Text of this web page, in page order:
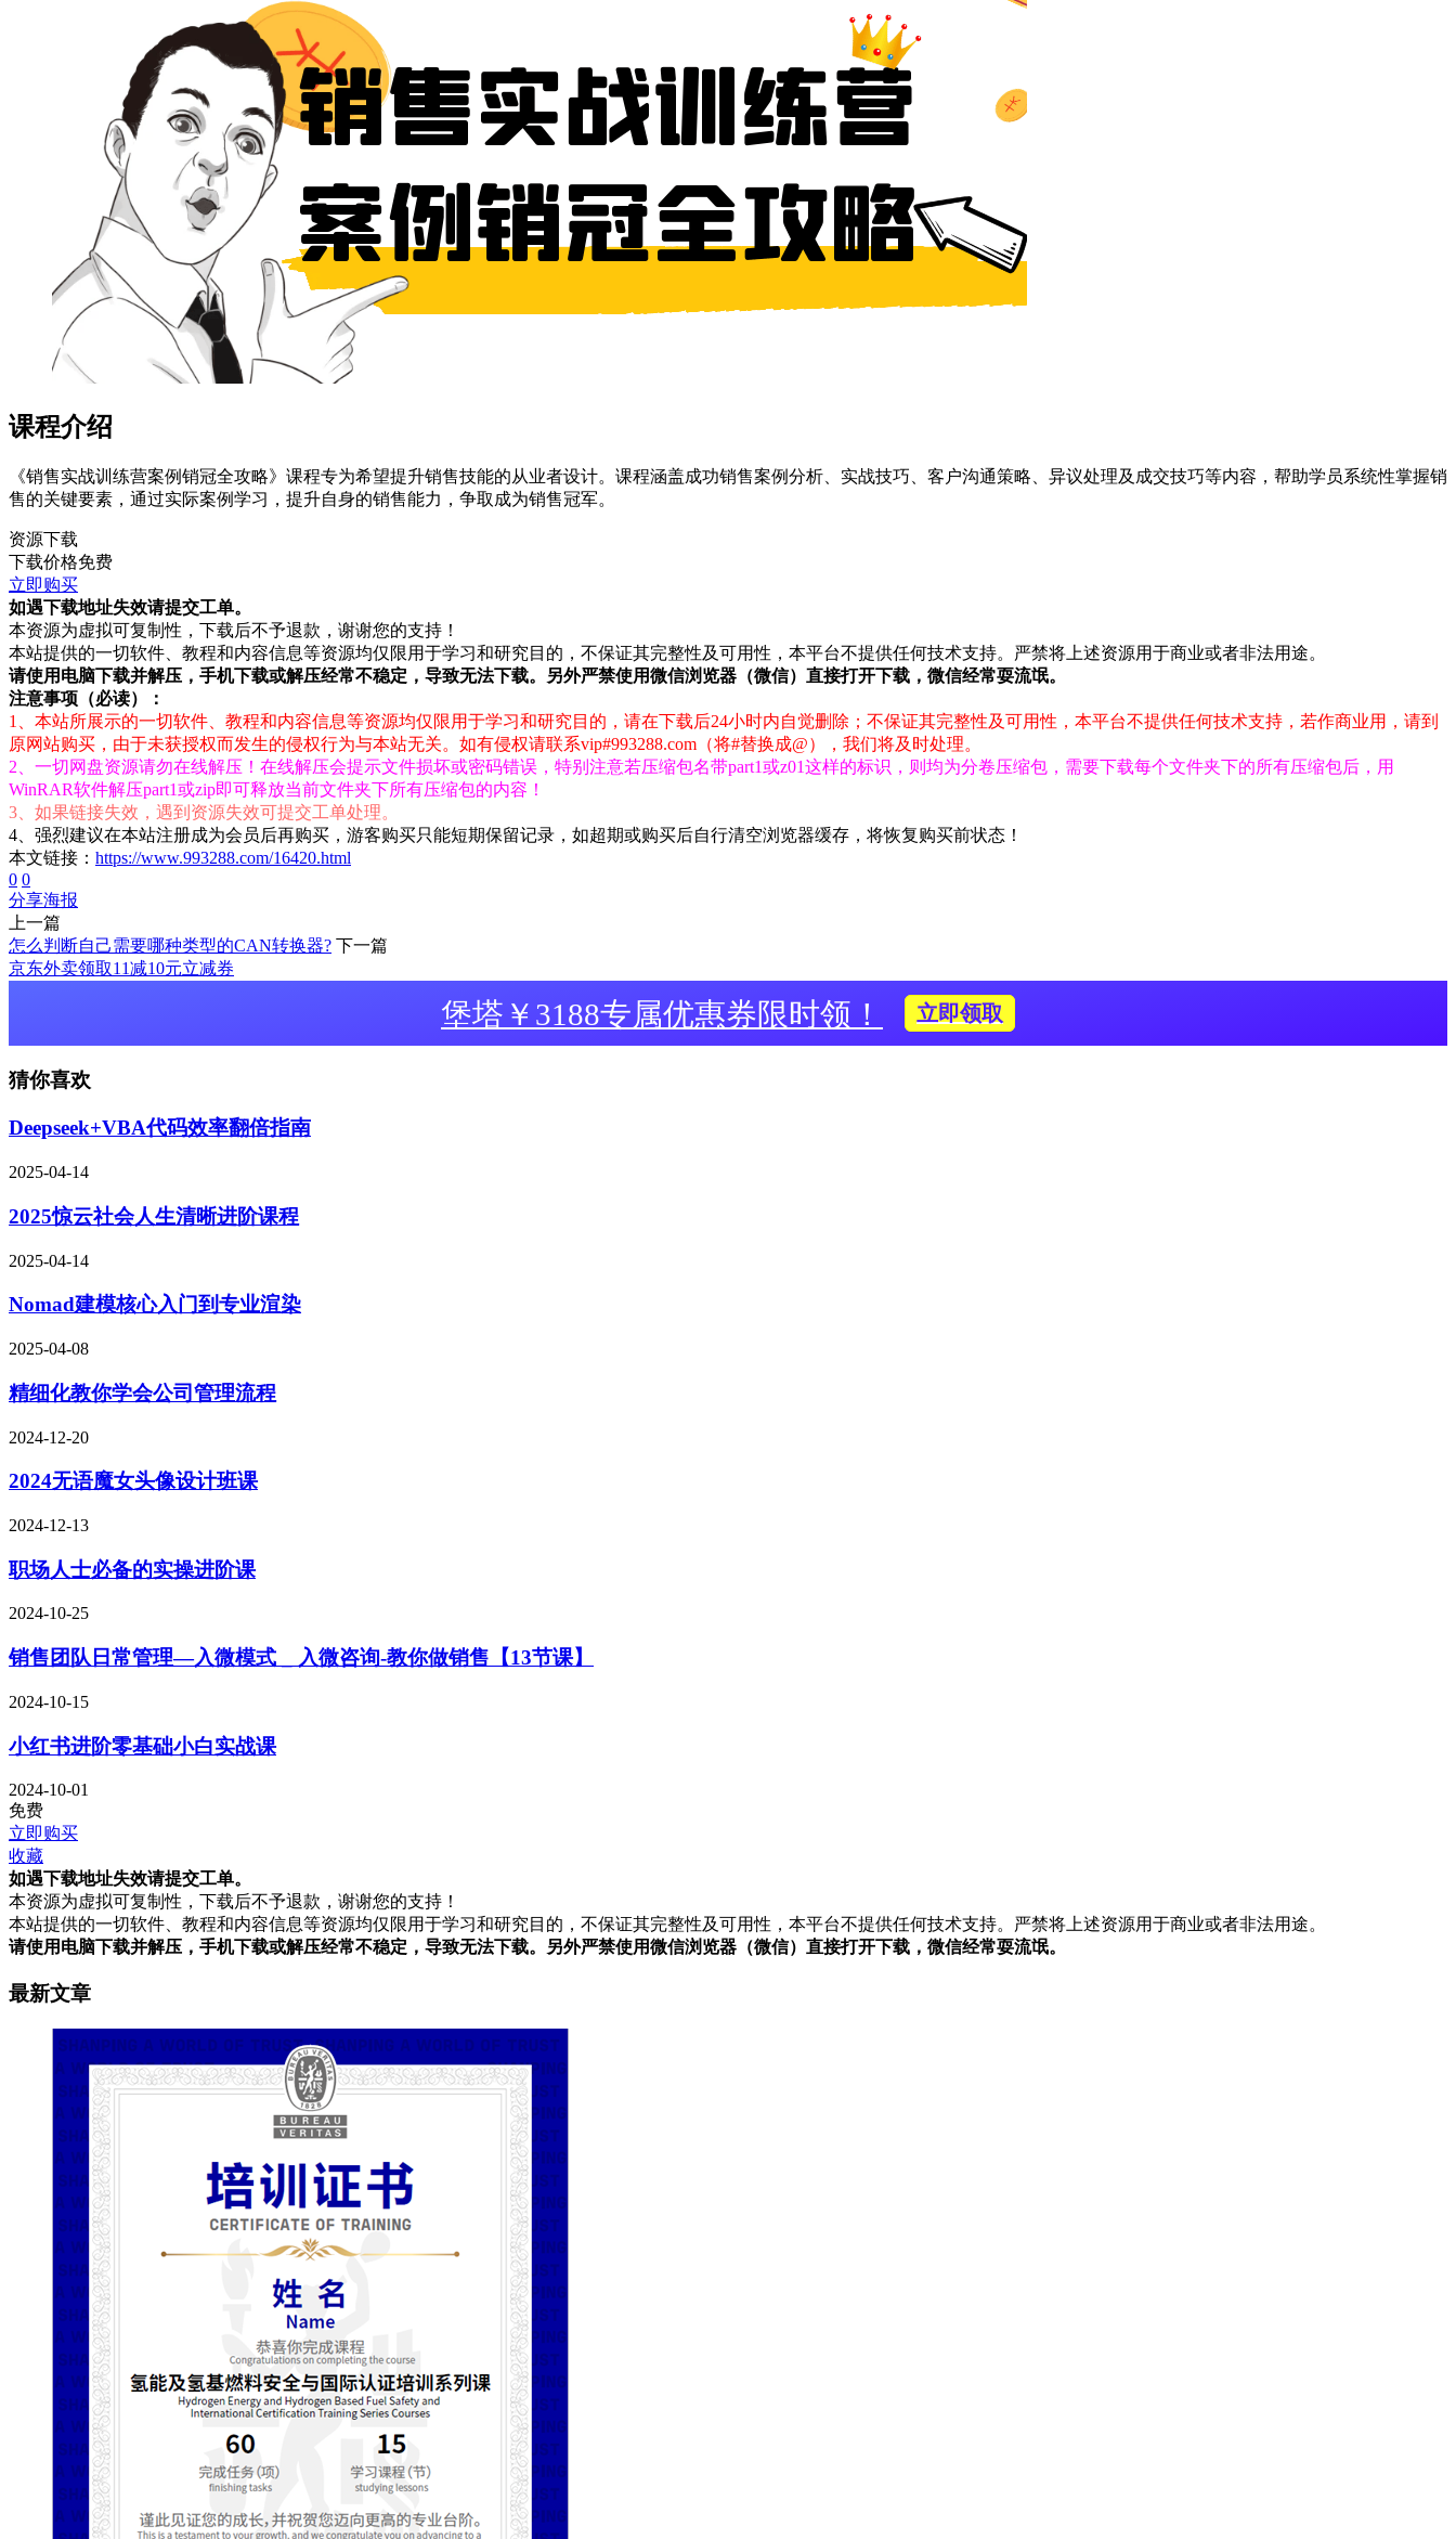
课程介绍
《销售实战训练营案例销冠全攻略》课程专为希望提升销售技能的从业者设计。课程涵盖成功销售案例分析、实战技巧、客户沟通策略、异议处理及成交技巧等内容，帮助学员系统性掌握销
售的关键要素，通过实际案例学习，提升自身的销售能力，争取成为销售冠军。
资源下载
下载价格免费
立即购买
如遇下载地址失效请提交工单。
本资源为虚拟可复制性，下载后不予退款，谢谢您的支持！
本站提供的一切软件、教程和内容信息等资源均仅限用于学习和研究目的，不保证其完整性及可用性，本平台不提供任何技术支持。严禁将上述资源用于商业或者非法用途。
请使用电脑下载并解压，手机下载或解压经常不稳定，导致无法下载。另外严禁使用微信浏览器（微信）直接打开下载，微信经常耍流氓。
注意事项（必读）：
1、本站所展示的一切软件、教程和内容信息等资源均仅限用于学习和研究目的，请在下载后24小时内自觉删除；不保证其完整性及可用性，本平台不提供任何技术支持，若作商业用，请到
原网站购买，由于未获授权而发生的侵权行为与本站无关。如有侵权请联系vip#993288.com（将#替换成@），我们将及时处理。
2、一切网盘资源请勿在线解压！在线解压会提示文件损坏或密码错误，特别注意若压缩包名带part1或z01这样的标识，则均为分卷压缩包，需要下载每个文件夹下的所有压缩包后，用
WinRAR软件解压part1或zip即可释放当前文件夹下所有压缩包的内容！
3、如果链接失效，遇到资源失效可提交工单处理。
4、强烈建议在本站注册成为会员后再购买，游客购买只能短期保留记录，如超期或购买后自行清空浏览器缓存，将恢复购买前状态！
本文链接： https://www.993288.com/16420.html
0 0
分享海报
上一篇
怎么判断自己需要哪种类型的CAN转换器? 下一篇
京东外卖领取11减10元立减券
堡塔￥3188专属优惠券限时领！ 立即领取
猜你喜欢
Deepseek+VBA代码效率翻倍指南
2025-04-14
2025惊云社会人生清晰进阶课程
2025-04-14
Nomad建模核心入门到专业渲染
2025-04-08
精细化教你学会公司管理流程
2024-12-20
2024无语魔女头像设计班课
2024-12-13
职场人士必备的实操进阶课
2024-10-25
销售团队日常管理—入微模式 _ 入微咨询-教你做销售【13节课】
2024-10-15
小红书进阶零基础小白实战课
2024-10-01
免费
立即购买
收藏
如遇下载地址失效请提交工单。
本资源为虚拟可复制性，下载后不予退款，谢谢您的支持！
本站提供的一切软件、教程和内容信息等资源均仅限用于学习和研究目的，不保证其完整性及可用性，本平台不提供任何技术支持。严禁将上述资源用于商业或者非法用途。
请使用电脑下载并解压，手机下载或解压经常不稳定，导致无法下载。另外严禁使用微信浏览器（微信）直接打开下载，微信经常耍流氓。
最新文章